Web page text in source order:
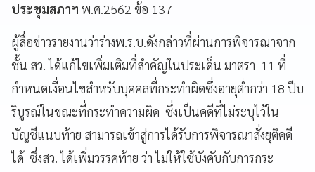
ประชุมสภาฯ พ.ศ.2562 ข้อ 137
ผู้สื่อข่าวรายงานว่าร่างพ.ร.บ.ดังกล่าวที่ผ่านการพิจารณาจาก
ชั้น สว. ได้แก้ไขเพิ่มเติมที่สำคัญในประเด็น มาตรา 11 ที่
กำหนดเงื่อนไขสำหรับบุคคลที่กระทำผิดซึ่งอายุต่ำกว่า 18 ปีบ
ริบูรณ์ในขณะที่กระทำความผิด ซึ่งเป็นคดีที่ไม่ระบุไว้ใน
บัญชีแนบท้าย สามารถเข้าสู่การได้รับการพิจารณาสั่งยุติคดี
ได้ ซึ่งสว. ได้เพิ่มวรรคท้าย ว่า ไม่ให้ใช้บังคับกับการกระ